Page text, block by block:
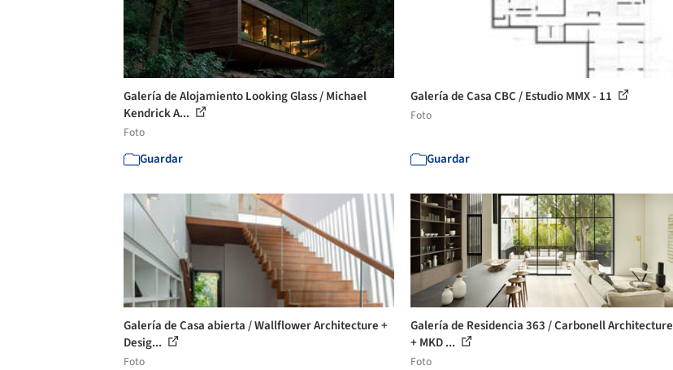
Galería de Alojamiento Looking Glass / Michael
Kendrick A...
Foto
Guardar
Galería de Casa CBC / Estudio MMX - 11
Foto
Guardar
Galería de Casa abierta / Wallflower Architecture +
Desig...
Foto
Galería de Residencia 363 / Carbonell Architecture
+ MKD ...
Foto